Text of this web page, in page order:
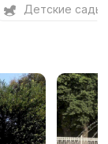
Детские сады